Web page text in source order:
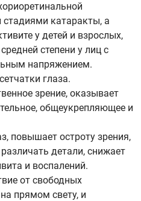
катаракты, а
у детей и взрослых,
степени у лиц с
напряжением.
глаза.
зрение, оказывает
общеукрепляющее и
повышает остроту зрения,
детали, снижает
и воспалений.
от свободных
прямом свету, и